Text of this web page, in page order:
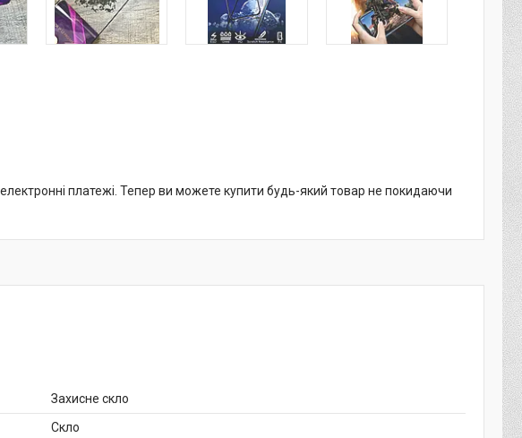
електронні платежі. Тепер ви можете купити будь-який товар не покидаючи
Захисне скло
Скло